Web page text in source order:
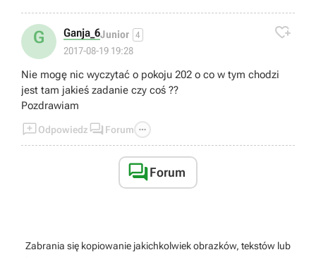
G Ganja_6Junior 4
2017-08-19 19:28

Nie mogę nic wyczytać o pokoju 202 o co w tym chodzi
jest tam jakieś zadanie czy coś ??
Pozdrawiam
Odpowiedz  Forum 
Forum
Zabrania się kopiowanie jakichkolwiek obrazków, tekstów lub